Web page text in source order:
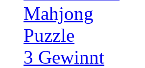
Mahjong
Puzzle
3 Gewinnt